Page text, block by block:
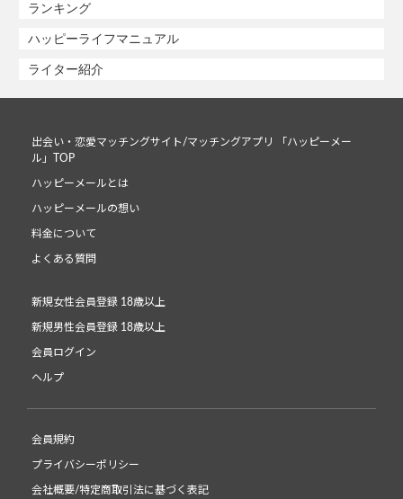
ランキング
ハッピーライフマニュアル
ライター紹介
出会い・恋愛マッチングサイト/マッチングアプリ 「ハッピーメー
ル」TOP
ハッピーメールとは
ハッピーメールの想い
料金について
よくある質問
新規女性会員登録 18歳以上
新規男性会員登録 18歳以上
会員ログイン
ヘルプ
会員規約
プライバシーポリシー
会社概要/特定商取引法に基づく表記